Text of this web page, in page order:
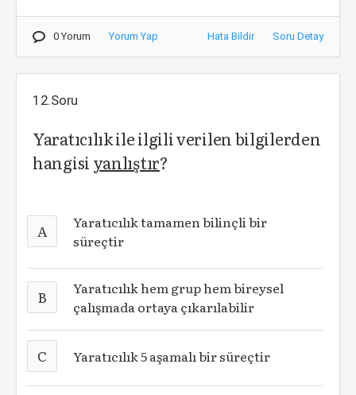
0 Yorum Yorum Yap Hata Bildir Soru Detay
12.Soru
Yaratıcılık ile ilgili verilen bilgilerden
hangisi yanlıştır?
A
Yaratıcılık tamamen bilinçli bir
süreçtir
B
Yaratıcılık hem grup hem bireysel
çalışmada ortaya çıkarılabilir
C Yaratıcılık 5 aşamalı bir süreçtir